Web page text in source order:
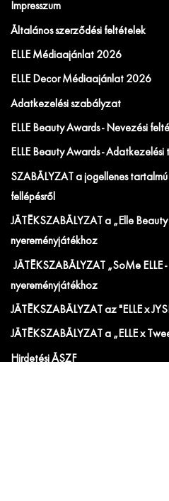
Impresszum
Általános szerződési feltételek
ELLE Médiaajánlat 2026
ELLE Decor Médiaajánlat 2026
Adatkezelési szabályzat
ELLE Beauty Awards - Nevezési
ELLE Beauty Awards -
SZABÁLYZAT a jogellenes
fellépésről
JÁTÉKSZABÁLYZAT a „Elle
nyereményjátékhoz
JÁTÉKSZABÁLYZAT „SoMe ELLE
nyereményjátékhoz
JÁTÉKSZABÁLYZAT az "ELLE x
JÁTÉKSZABÁLYZAT a „ELLE x
Hirdetési ÁSZF